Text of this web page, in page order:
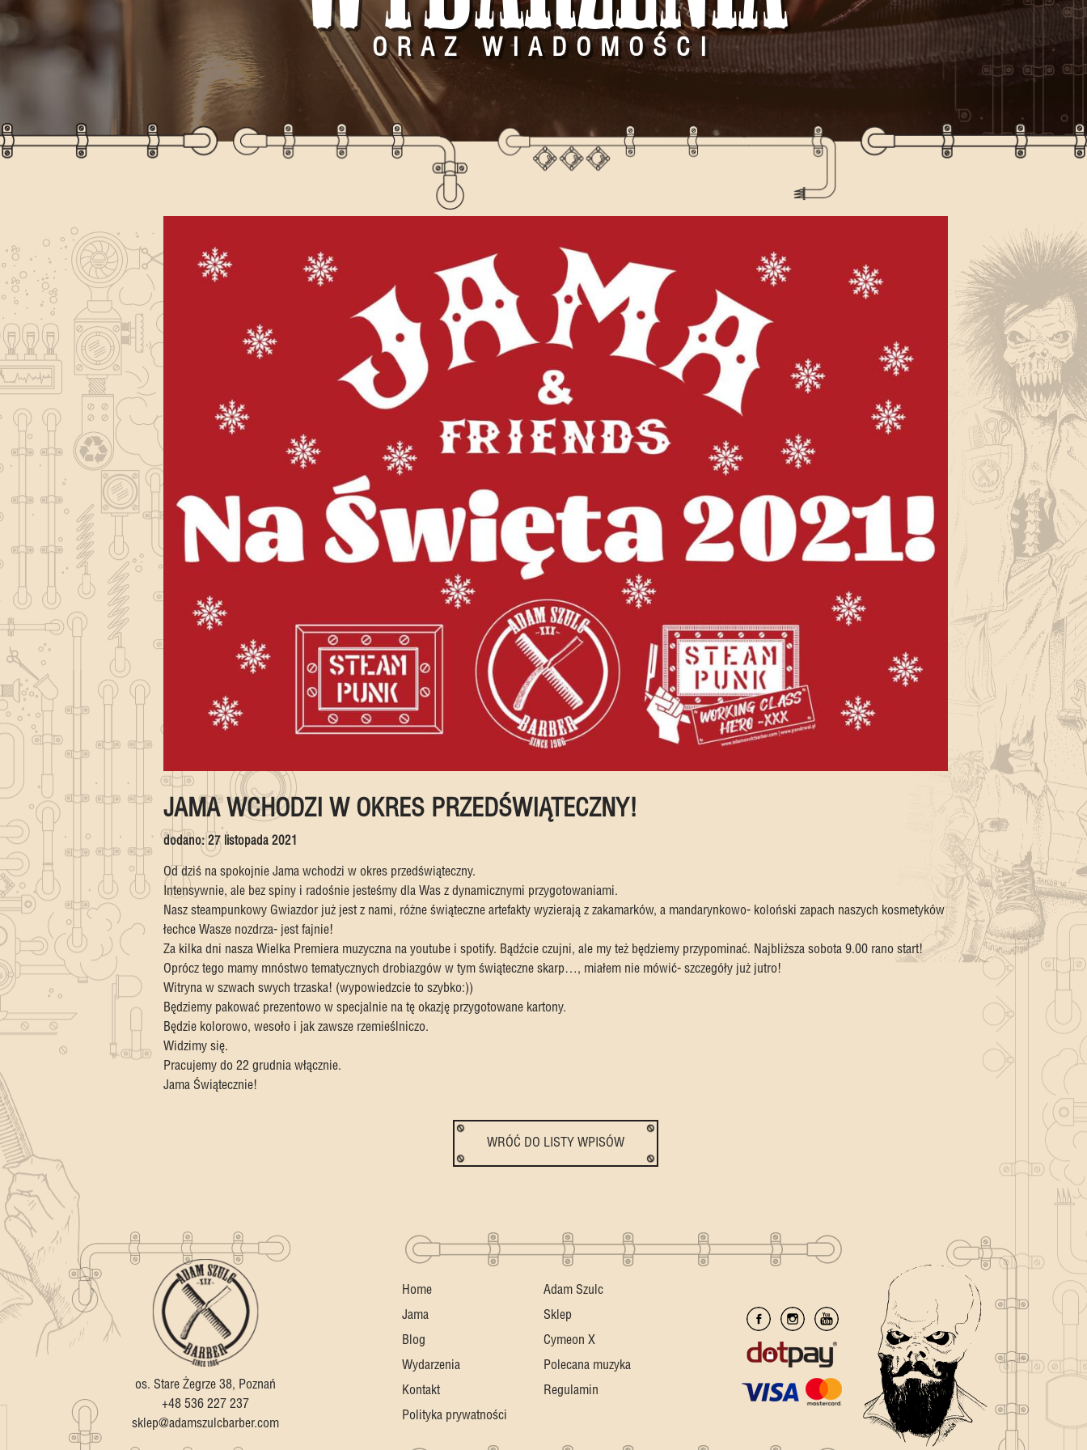
ORAZ WIADOMOŚCI
JAMA WCHODZI W OKRES PRZEDŚWIĄTECZNY!
dodano: 27 listopada 2021
Od dziś na spokojnie Jama wchodzi w okres przedświąteczny.
Intensywnie, ale bez spiny i radośnie jesteśmy dla Was z dynamicznymi przygotowaniami.
Nasz steampunkowy Gwiazdor już jest z nami, różne świąteczne artefakty wyzierają z zakamarków, a mandarynkowo- koloński zapach naszych kosmetyków
łechce Wasze nozdrza- jest fajnie!
Za kilka dni nasza Wielka Premiera muzyczna na youtube i spotify. Bądźcie czujni, ale my też będziemy przypominać. Najbliższa sobota 9.00 rano start!
Oprócz tego mamy mnóstwo tematycznych drobiazgów w tym świąteczne skarp…, miałem nie mówić- szczegóły już jutro!
Witryna w szwach swych trzaska! (wypowiedzcie to szybko:))
Będziemy pakować prezentowo w specjalnie na tę okazję przygotowane kartony.
Będzie kolorowo, wesoło i jak zawsze rzemieślniczo.
Widzimy się.
Pracujemy do 22 grudnia włącznie.
Jama Świątecznie!
WRÓĆ DO LISTY WPISÓW
os. Stare Żegrze 38, Poznań
+48 536 227 237
sklep@adamszulcbarber.com
Home Adam Szulc
Jama Sklep
Blog Cymeon X
Wydarzenia Polecana muzyka
Kontakt Regulamin
Polityka prywatności